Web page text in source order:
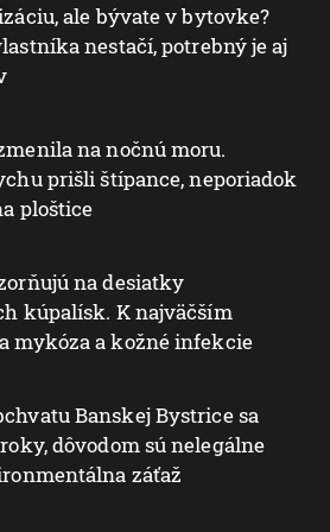
ale bývate v bytovke?
nestačí, potrebný je aj
na nočnú moru.
prišli štípance, neporiadok
ploštice
na desiatky
kúpalísk. K najväčším
mykóza a kožné infekcie
Banskej Bystrice sa
dôvodom sú nelegálne
záťaž